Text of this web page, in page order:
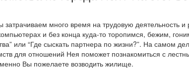
много время на трудовую деятельность
и без конца куда-то торопимся, бежим,
или “Где сыскать партнера по жизни?”. На самом
для отношений Нея поможет познакомиться с
Вы пожелаете возводить жилище.